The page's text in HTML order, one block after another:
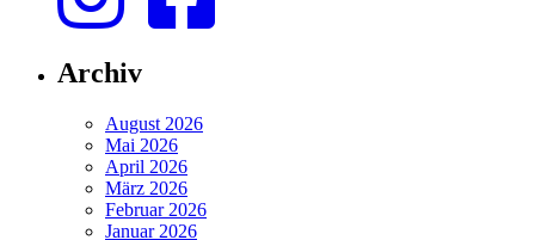
Archiv
August 2026
Mai 2026
April 2026
März 2026
Februar 2026
Januar 2026